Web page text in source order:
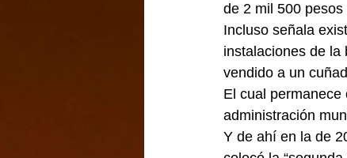
de 2 mil 500 pesos
Incluso señala
instalaciones de la
vendido a un
El cual
administración
Y de ahí en la de